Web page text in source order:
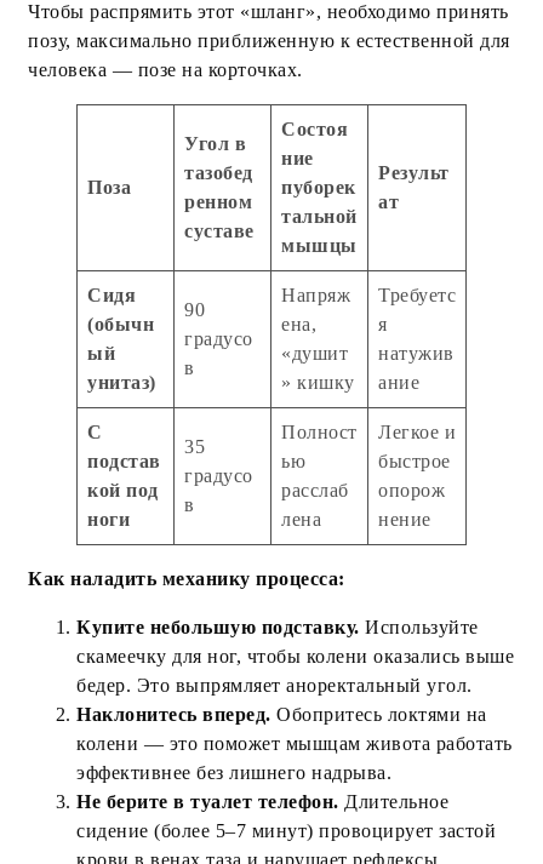
Чтобы распрямить этот «шланг», необходимо принять
позу, максимально приближенную к естественной для
человека — позе на корточках.
Поза
Угол в
тазобед
ренном
суставе
Состоя
ние
пуборек
тальной
мышцы
Результ
ат
Сидя
(обычн
ый
унитаз)
90
градусо
в
Напряж
ена,
«душит
» кишку
Требуетс
я
натужив
ание
С
подстав
кой под
ноги
35
градусо
в
Полност
ью
расслаб
лена
Легкое и
быстрое
опорож
нение
Как наладить механику процесса:
Купите небольшую подставку. Используйте
скамеечку для ног, чтобы колени оказались выше
бедер. Это выпрямляет аноректальный угол.
Наклонитесь вперед. Обопритесь локтями на
колени — это поможет мышцам живота работать
эффективнее без лишнего надрыва.
Не берите в туалет телефон. Длительное
сидение (более 5–7 минут) провоцирует застой